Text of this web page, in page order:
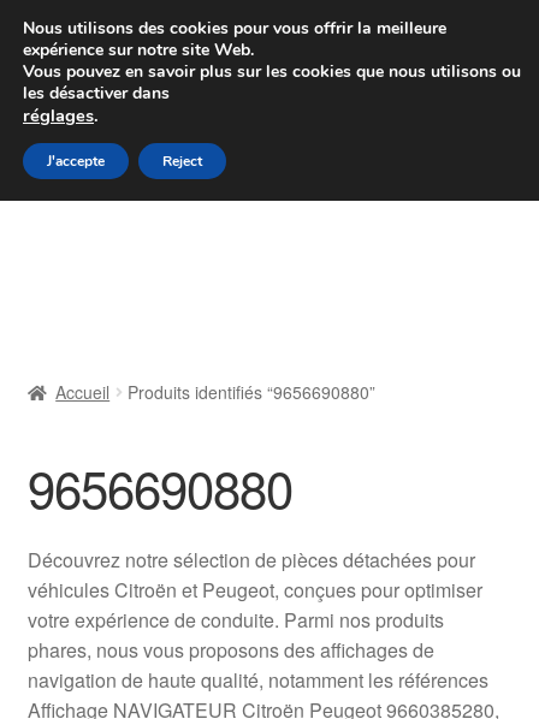
Colissimo livraison à partir de 7 EUR
Du lundi au vendredi de 9 h à 16 h
Aller
à
Aller
au
Livraison
Livraison internationale
Mon compte
Paiements
Accueil Produits identifiés “9656690880”
9656690880
Découvrez notre sélection de pièces détachées pour
véhicules Citroën et Peugeot, conçues pour optimiser
votre expérience de conduite. Parmi nos produits
phares, nous vous proposons des affichages de
navigation de haute qualité, notamment les références
Affichage NAVIGATEUR Citroën Peugeot 9660385280,
Nous utilisons des cookies pour vous offrir la meilleure
expérience sur notre site Web.
Vous pouvez en savoir plus sur les cookies que nous utilisons ou
les désactiver dans
réglages.
J'accepte Reject